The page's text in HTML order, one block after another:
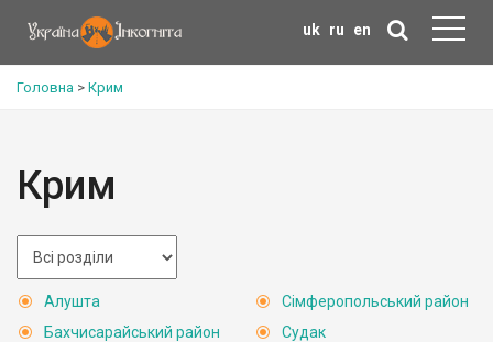
uk ru en
Головна > Крим
Крим
Алушта
Бахчисарайський район
Сімферопольський район
Судак